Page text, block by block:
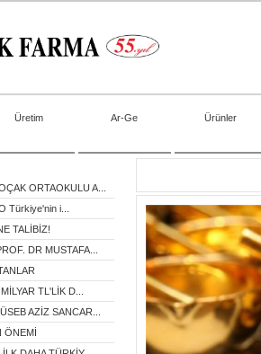
Üretim Ar-Ge Ürünler
ORTAOKULU A...
Türkiye'nin i...
TALİBİZ!
DR MUSTAFA...
TL'LİK D...
AZİZ SANCAR...
ÖNEMİ